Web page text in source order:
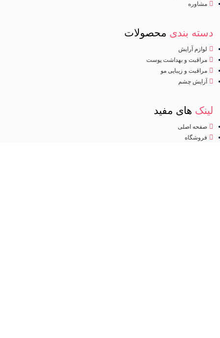
مشاوره
دسته بندی محصولات
لوازم آرایش
مراقبت و بهداشت پوست
مراقبت و زیبایی مو
آرایش چشم
لینک های مفید
صفحه اصلی
فروشگاه